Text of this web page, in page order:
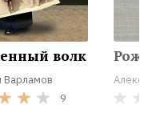
волк
Варламов
9